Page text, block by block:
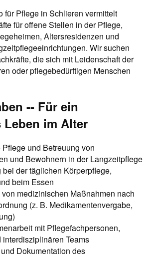
für Pflege in Schlieren vermittelt
für offene Stellen in der Pflege,
Altersresidenzen und
Wir suchen
die sich mit Leidenschaft der
oder pflegebedürftigen Menschen
-- Für ein
im Alter
und Betreuung von
und Bewohnern in der Langzeitpflege
bei der täglichen Körperpflege,
beim Essen
medizinischen Maßnahmen nach
(z. B. Medikamentenvergabe,
mit Pflegefachpersonen,
Teams
Dokumentation des